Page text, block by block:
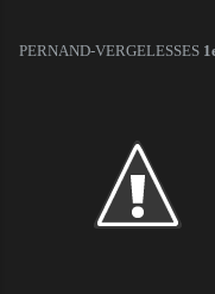
PERNAND-VERGELESSES